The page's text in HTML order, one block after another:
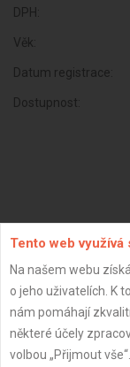
DPH:
Věk:
Datum registrace:
Dostupnost:
ZPĚT
Tento web
Na našem webu
o jeho uživatelích. K
nám pomáhají
některé účely
volbou „Přijmout